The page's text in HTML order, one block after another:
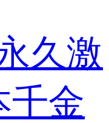
久激
千金